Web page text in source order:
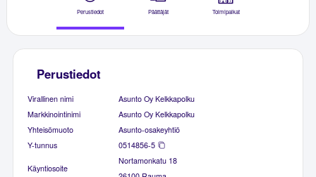
Perustiedot Päättäjät Toimipaikat
Perustiedot
Virallinen nimi
Asunto Oy Kelkkapolku
Markkinointinimi
Asunto Oy Kelkkapolku
Yhteisömuoto
Asunto-osakeyhtiö
Y-tunnus
0514856-5
Käyntiosoite
Nortamonkatu 18